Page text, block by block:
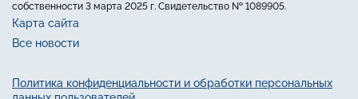
собственности 3 марта 2025 г. Свидетельство № 1089905.
Карта сайта
Все новости
Политика конфиденциальности и обработки персональных